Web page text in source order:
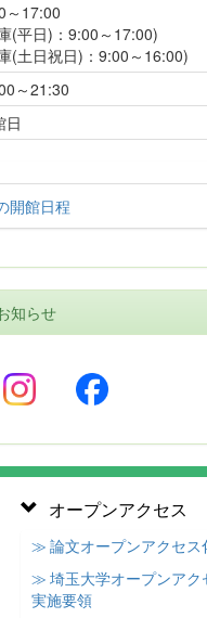
～17:00
(平日)：9:00～17:00)
(土日祝日)：9:00～16:00)
～21:30
日
開館日程
知らせ
オープンアクセス
≫ 論文オープンアクセス
≫ 埼玉大学オープンアク
実施要領